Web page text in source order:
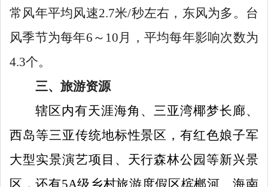
常风年平均风速2.7米/秒左右，东风为多。台
风季节为每年6 ～ 10 月，平均每年影响次数为
4.3个。
三、旅游资源
辖区内有天涯海角、三亚湾椰梦长廊、
西岛等三亚传统地标性景区，有红色娘子军
大型实景演艺项目、天行森林公园等新兴景
区，还有5A级乡村旅游度假区槟榔河、海南